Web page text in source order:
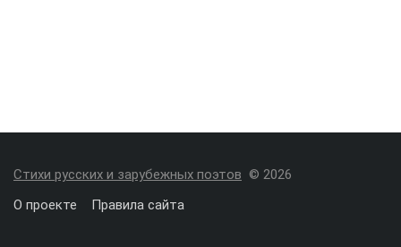
Стихи русских и зарубежных поэтов © 2026
О проекте
Правила сайта